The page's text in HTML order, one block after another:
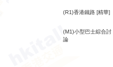
(R1)香港鐵路 [精華]
(M1)小型巴士綜合討
論